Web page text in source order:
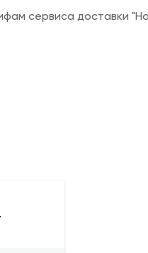
сервиса доставки